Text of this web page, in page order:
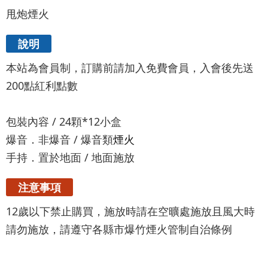
甩炮煙火
說明
本站為會員制，訂購前請加入免費會員，入會後先送
200點紅利點數
包裝內容 / 24顆*12小盒
爆音．非爆音 / 爆音類煙火
手持．置於地面 / 地面施放
注意事項
12歲以下禁止購買，施放時請在空曠處施放且風大時
請勿施放，請遵守各縣市爆竹煙火管制自治條例